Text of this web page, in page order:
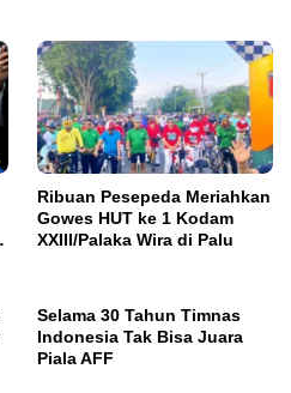
Ribuan Pesepeda Meriahkan
Gowes HUT ke 1 Kodam
XXIII/Palaka Wira di Palu
Selama 30 Tahun Timnas
Indonesia Tak Bisa Juara
Piala AFF